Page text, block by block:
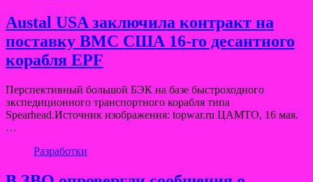
Austal USA заключила контракт на
поставку ВМС США 16-го десантного
корабля EPF
Перспективный большой БЭК на базе быстроходного
экспедиционного транспортного корабля типа
Spearhead.Источник изображения: topwar.ru ЦАМТО, 16 мая.
…
Разработки